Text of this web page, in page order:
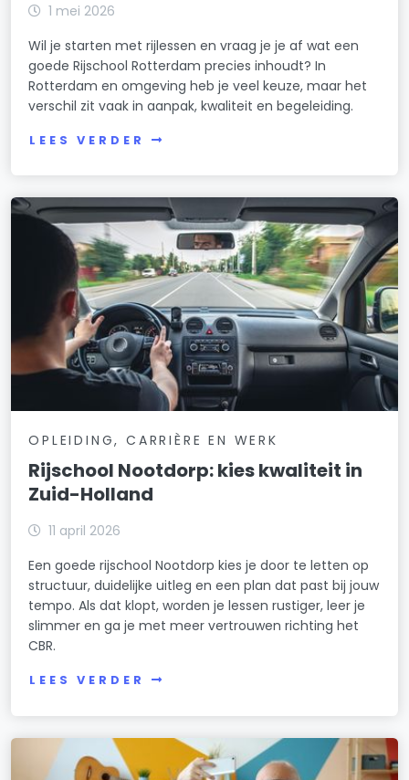
1 mei 2026
Wil je starten met rijlessen en vraag je je af wat een
goede Rijschool Rotterdam precies inhoudt? In
Rotterdam en omgeving heb je veel keuze, maar het
verschil zit vaak in aanpak, kwaliteit en begeleiding.
LEES VERDER
OPLEIDING, CARRIÈRE EN WERK
Rijschool Nootdorp: kies kwaliteit in
Zuid-Holland
11 april 2026
Een goede rijschool Nootdorp kies je door te letten op
structuur, duidelijke uitleg en een plan dat past bij jouw
tempo. Als dat klopt, worden je lessen rustiger, leer je
slimmer en ga je met meer vertrouwen richting het
CBR.
LEES VERDER